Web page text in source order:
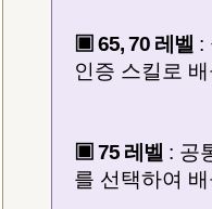
▣ 65, 70 레벨 :
인증 스킬로
▣ 75 레벨 : 공
를 선택하여